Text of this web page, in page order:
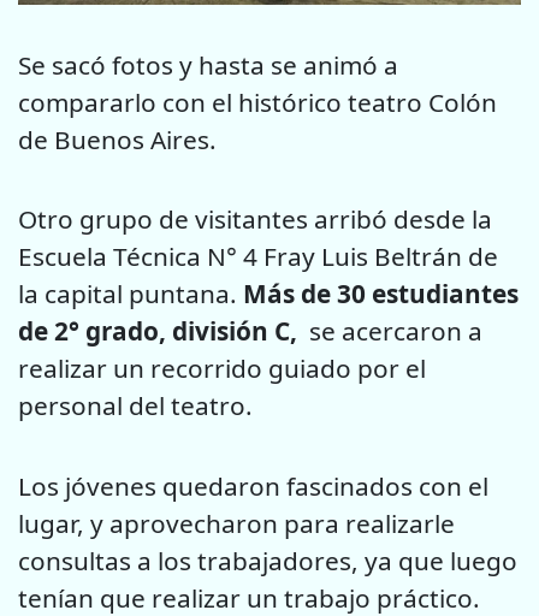
Se sacó fotos y hasta se animó a
compararlo con el histórico teatro Colón
de Buenos Aires.
Otro grupo de visitantes arribó desde la
Escuela Técnica N° 4 Fray Luis Beltrán de
la capital puntana. Más de 30 estudiantes
de 2° grado, división C, se acercaron a
realizar un recorrido guiado por el
personal del teatro.
Los jóvenes quedaron fascinados con el
lugar, y aprovecharon para realizarle
consultas a los trabajadores, ya que luego
tenían que realizar un trabajo práctico.